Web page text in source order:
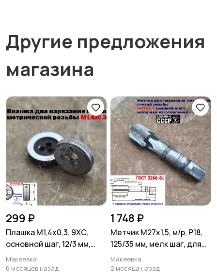
Другие предложения
магазина
299 ₽
Плашка М1,4х0,3, 9ХС,
основной шаг, 12/3 мм,
ГОСТ 7740-71.
Макеевка
6 месяцев назад
1 748 ₽
Метчик М27х1,5, м/р, Р18,
125/35 мм, мелк шаг, для
скв и гл резьбы, СССР
Макеевка
2 месяца назад